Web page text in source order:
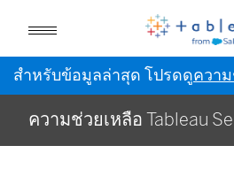
สำหรับข้อมูลล่าสุด โปรดดูความช่วยเหลือ
ความช่วยเหลือ Tableau